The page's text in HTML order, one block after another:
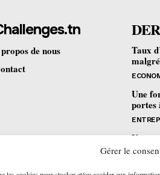
Gérer le
de nous
Taux
Une
portes
Un